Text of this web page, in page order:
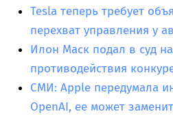
Tesla теперь требует
перехват управления у
Илон Маск подал в суд
противодействия
СМИ: Apple передумала
OpenAI, ее может